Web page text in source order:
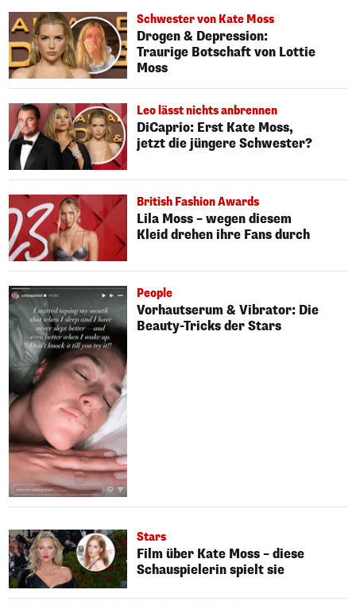
Schwester von Kate Moss
Drogen & Depression:
Traurige Botschaft von Lottie
Moss
Leo lässt nichts anbrennen
DiCaprio: Erst Kate Moss,
jetzt die jüngere Schwester?
British Fashion Awards
Lila Moss – wegen diesem
Kleid drehen ihre Fans durch
People
Vorhautserum & Vibrator: Die
Beauty-Tricks der Stars
Stars
Film über Kate Moss – diese
Schauspielerin spielt sie